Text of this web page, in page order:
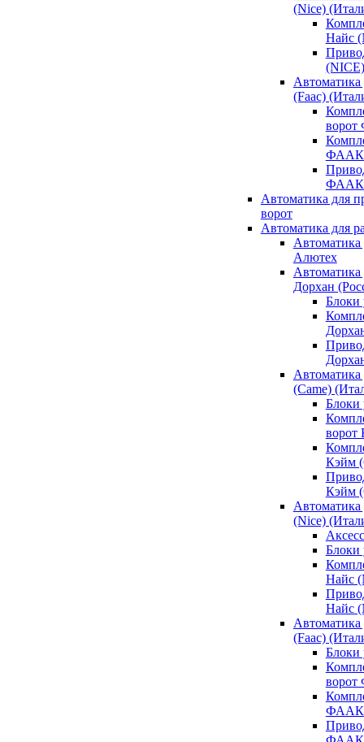
(Nice)
Найс
(NICE)
(Faac)
ФААК
ФААК
Автоматика для
ворот
Автоматика для
Алютех
Дорхан
Блоки
(Came)
Блоки
ворот
Кэйм
Кэйм
(Nice)
Блоки
Найс
Найс
(Faac)
ФААК